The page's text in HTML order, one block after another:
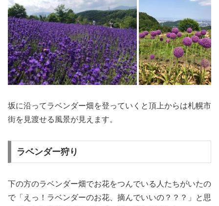
坂に沿ってラベンダー畑を登っていくと頂上からは札幌市
街を見渡せる風景が見えます。
ラベンダー狩り
下の方のラベンダー畑でお花をつんでいる人たちがいたの
で「えっ！ラベンダーのお花、摘んでいいの？？？」と思